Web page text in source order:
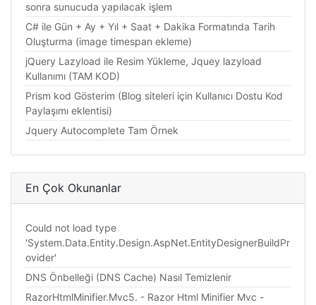
sonra sunucuda yapılacak işlem
C# ile Gün + Ay + Yıl + Saat + Dakika Formatında Tarih
Oluşturma (image timespan ekleme)
jQuery Lazyload ile Resim Yükleme, Jquey lazyload
Kullanımı (TAM KOD)
Prism kod Gösterim (Blog siteleri için Kullanıcı Dostu Kod
Paylaşımı eklentisi)
Jquery Autocomplete Tam Örnek
En Çok Okunanlar
Could not load type
'System.Data.Entity.Design.AspNet.EntityDesignerBuildPr
ovider'
DNS Önbelleği (DNS Cache) Nasıl Temizlenir
RazorHtmlMinifier.Mvc5. - Razor Html Minifier Mvc -